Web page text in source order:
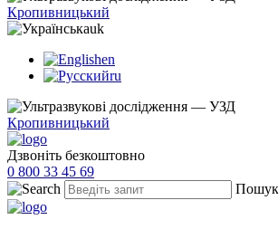
Кропивницький
uk
en
ru
Кропивницький
Дзвоніть безкоштовно
0 800 33 45 69
Пошук